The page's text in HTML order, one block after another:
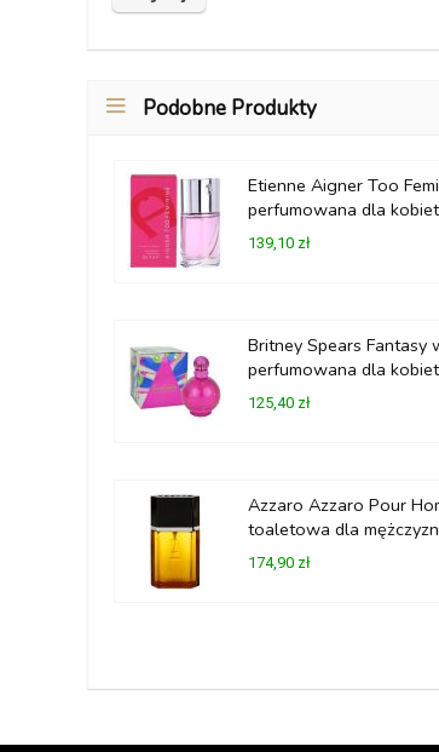
Podobne Produkty
Etienne Aigner Too
perfumowana dla
139,10 zł
Britney Spears Fantasy
perfumowana dla
125,40 zł
Azzaro Azzaro Pour
toaletowa dla
174,90 zł